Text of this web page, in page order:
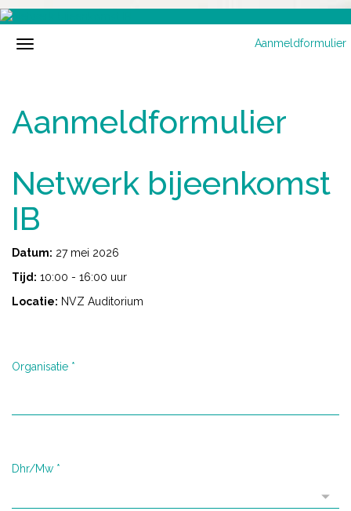
Aanmeldformulier
Aanmeldformulier
Netwerk bijeenkomst
IB
Datum: 27 mei 2026
Tijd: 10:00 - 16:00 uur
Locatie: NVZ Auditorium
Organisatie *
Dhr/Mw *